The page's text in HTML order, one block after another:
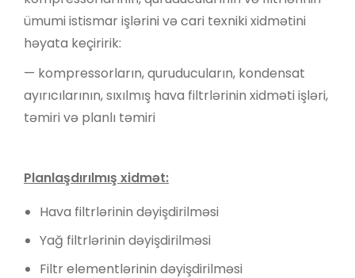
ümumi istismar işlərini və cari texniki xidmətini
həyata keçiririk:
— kompressorların, quruducuların, kondensat
ayırıcılarının, sıxılmış hava filtrlərinin xidməti işləri,
təmiri və planlı təmiri
Planlaşdırılmış xidmət:
Hava filtrlərinin dəyişdirilməsi
Yağ filtrlərinin dəyişdirilməsi
Filtr elementlərinin dəyişdirilməsi